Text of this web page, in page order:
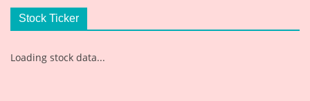
Stock Ticker
Loading stock data...